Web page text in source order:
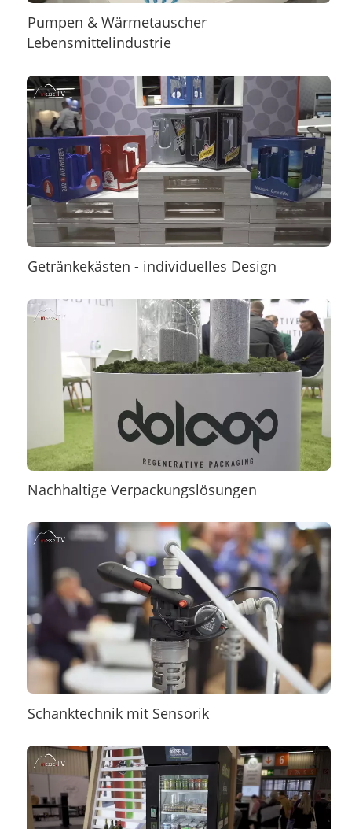
Pumpen & Wärmetauscher
Lebensmittelindustrie
Getränkekästen - individuelles Design
Nachhaltige Verpackungslösungen
Schanktechnik mit Sensorik